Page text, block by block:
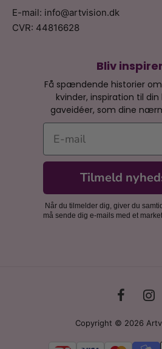
Bliv
Få spændende historier
kvinder, inspiration til
gaveidéer, som dine
E-mail
Tilmeld
Når du tilmelder dig, giver du
må sende dig e-mails med et
E-mail: info@artvision.dk
CVR: 44816628
Copyright © 2026